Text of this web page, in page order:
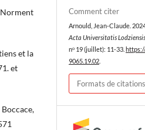
Norment
et la
et
Comment citer
Arnould, Jean-Claude.
Acta Universitatis
nᵒ 19 (juillet): 11-33.
9065.19.02.
Formats de citations